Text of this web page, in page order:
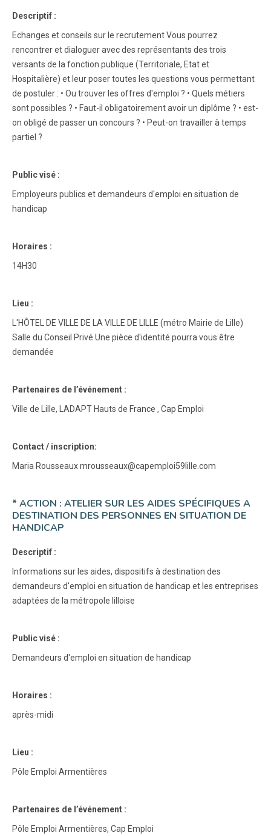
Descriptif :
Echanges et conseils sur le recrutement Vous pourrez
rencontrer et dialoguer avec des représentants des trois
versants de la fonction publique (Territoriale, Etat et
Hospitalière) et leur poser toutes les questions vous permettant
de postuler : • Ou trouver les offres d'emploi ? • Quels métiers
sont possibles ? • Faut-il obligatoirement avoir un diplôme ? • est-
on obligé de passer un concours ? • Peut-on travailler à temps
partiel ?
Public visé :
Employeurs publics et demandeurs d'emploi en situation de
handicap
Horaires :
14H30
Lieu :
L'HÔTEL DE VILLE DE LA VILLE DE LILLE (métro Mairie de Lille)
Salle du Conseil Privé Une pièce d'identité pourra vous être
demandée
Partenaires de l’événement :
Ville de Lille, LADAPT Hauts de France , Cap Emploi
Contact / inscription:
Maria Rousseaux mrousseaux@capemploi59lille.com
* ACTION : ATELIER SUR LES AIDES SPÉCIFIQUES A
DESTINATION DES PERSONNES EN SITUATION DE
HANDICAP
Descriptif :
Informations sur les aides, dispositifs à destination des
demandeurs d'emploi en situation de handicap et les entreprises
adaptées de la métropole lilloise
Public visé :
Demandeurs d'emploi en situation de handicap
Horaires :
après-midi
Lieu :
Pôle Emploi Armentières
Partenaires de l’événement :
Pôle Emploi Armentières, Cap Emploi